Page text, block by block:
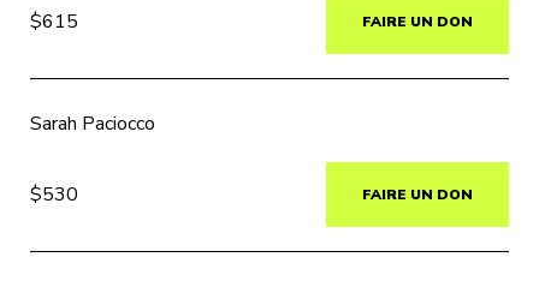
$615 FAIRE UN DON
Sarah Paciocco
$530 FAIRE UN DON